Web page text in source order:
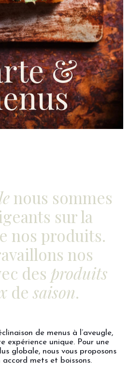
&
nous sommes
sur la
nos produits.
nos
des produits
desaison.
de menus à l’aveugle,
expérience unique. Pour une
globale, nous vous proposons
mets et boissons.